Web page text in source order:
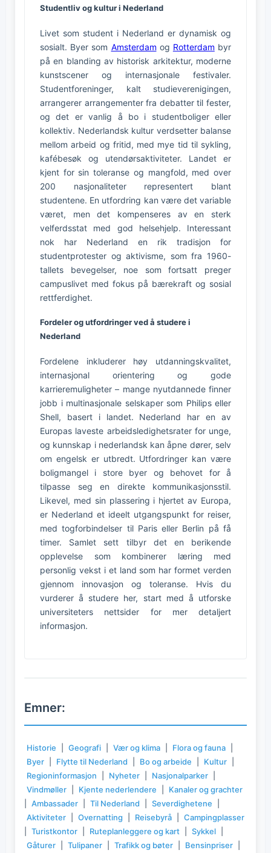
Studentliv og kultur i Nederland
Livet som student i Nederland er dynamisk og
sosialt. Byer som Amsterdam og Rotterdam byr
på en blanding av historisk arkitektur, moderne
kunstscener og internasjonale festivaler.
Studentforeninger, kalt studieverenigingen,
arrangerer arrangementer fra debatter til fester,
og det er vanlig å bo i studentboliger eller
kollektiv. Nederlandsk kultur verdsetter balanse
mellom arbeid og fritid, med mye tid til sykling,
kafébesøk og utendørsaktiviteter. Landet er
kjent for sin toleranse og mangfold, med over
200 nasjonaliteter representert blant
studentene. En utfordring kan være det variable
været, men det kompenseres av en sterk
velferdsstat med god helsehjelp. Interessant
nok har Nederland en rik tradisjon for
studentprotester og aktivisme, som fra 1960-
tallets bevegelser, noe som fortsatt preger
campuslivet med fokus på bærekraft og sosial
rettferdighet.
Fordeler og utfordringer ved å studere i
Nederland
Fordelene inkluderer høy utdanningskvalitet,
internasjonal orientering og gode
karrieremuligheter – mange nyutdannede finner
jobb i multinasjonale selskaper som Philips eller
Shell, basert i landet. Nederland har en av
Europas laveste arbeidsledighetsrater for unge,
og kunnskap i nederlandsk kan åpne dører, selv
om engelsk er utbredt. Utfordringer kan være
boligmangel i store byer og behovet for å
tilpasse seg en direkte kommunikasjonsstil.
Likevel, med sin plassering i hjertet av Europa,
er Nederland et ideelt utgangspunkt for reiser,
med togforbindelser til Paris eller Berlin på få
timer. Samlet sett tilbyr det en berikende
opplevelse som kombinerer læring med
personlig vekst i et land som har formet verden
gjennom innovasjon og toleranse. Hvis du
vurderer å studere her, start med å utforske
universiteters nettsider for mer detaljert
informasjon.
Emner:
Historie Geografi Vær og klima Flora og fauna
Byer
Flytte til Nederland Bo og arbeide Kultur
Regioninformasjon
Nyheter Nasjonalparker
Vindmøller
Kjente nederlendere
Kanaler og grachter
Ambassader Til Nederland Severdighetene
Aktiviteter
Overnatting Reisebyrå
Campingplasser
Turistkontor Ruteplanleggere og kart Sykkel
Gåturer
Tulipaner Trafikk og bøter Bensinpriser